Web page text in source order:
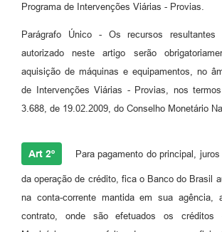
Programa de Intervenções Viárias - Provias.
Parágrafo Único - Os recursos resultantes
autorizado neste artigo serão
aquisição de máquinas e equipamentos, no
de Intervenções Viárias - Provias, nos
3.688, de 19.02.2009, do Conselho Monetário
Art 2º Para pagamento do principal,
da operação de crédito, fica o Banco do Brasil
na conta-corrente mantida em sua agência,
contrato, onde são efetuados os créditos